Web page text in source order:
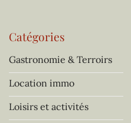
Catégories
Gastronomie & Terroirs
Location immo
Loisirs et activités